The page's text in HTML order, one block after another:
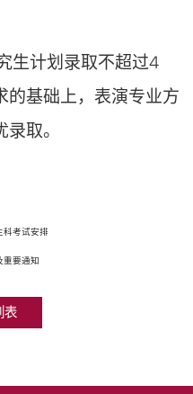
生计划录取不超过4
的基础上，表演专业方
取。
科考试安排
重要通知
表